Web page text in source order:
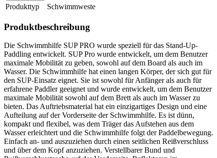
Produkttyp
Schwimmweste
Produktbeschreibung
Die Schwimmhilfe SUP PRO wurde speziell für das Stand-Up-
Paddling entwickelt. SUP Pro wurde entwickelt, um dem Benutzer
maximale Mobilität zu geben, sowohl auf dem Board als auch im
Wasser. Die Schwimmhilfe hat einen langen Körper, der sich gut für
den SUP-Einsatz eignet. Sie ist sowohl für Anfänger als auch für
erfahrene Paddler geeignet und wurde entwickelt, um dem Benutzer
maximale Mobilität sowohl auf dem Brett als auch im Wasser zu
bieten. Das Auftriebsmaterial hat ein einzigartiges Design und eine
Aufteilung auf der Vorderseite der Schwimmhilfe. Es ist dünn,
kompakt und flexibel, was dem Träger das Aufstehen aus dem
Wasser erleichtert und die Schwimmhilfe folgt der Paddelbewegung.
Einfach an- und auszuziehen durch einen seitlichen Reißverschluss
und über dem Kopf anzuziehen. Verstellbarer Bund und